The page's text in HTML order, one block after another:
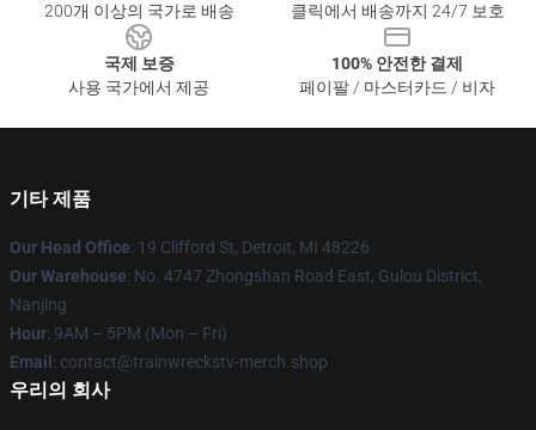
200개 이상의 국가로 배송
클릭에서 배송까지 24/7 보호
국제 보증
사용 국가에서 제공
100% 안전한 결제
페이팔 / 마스터카드 / 비자
기타 제품
Our Head Office: 19 Clifford St, Detroit, MI 48226
Our Warehouse: No. 4747 Zhongshan Road East, Gulou District,
Nanjing
Hour: 9AM – 5PM (Mon – Fri)
Email : contact@trainwreckstv-merch.shop
우리의 회사